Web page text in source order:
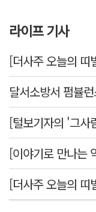
라이프 기사